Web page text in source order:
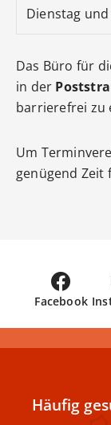
Dienstag
Das Büro für
in der
barrierefrei zu
Um
genügend Zeit
Facebook
Häufig